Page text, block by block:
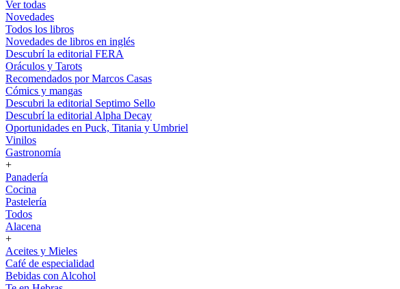
Ver todas
Novedades
Todos los libros
Novedades de libros en inglés
Descubrí la editorial FERA
Oráculos y Tarots
Recomendados por Marcos Casas
Cómics y mangas
Descubri la editorial Septimo Sello
Descubrí la editorial Alpha Decay
Oportunidades en Puck, Titania y Umbriel
Vinilos
Gastronomía
+
Panadería
Cocina
Pastelería
Todos
Alacena
+
Aceites y Mieles
Café de especialidad
Bebidas con Alcohol